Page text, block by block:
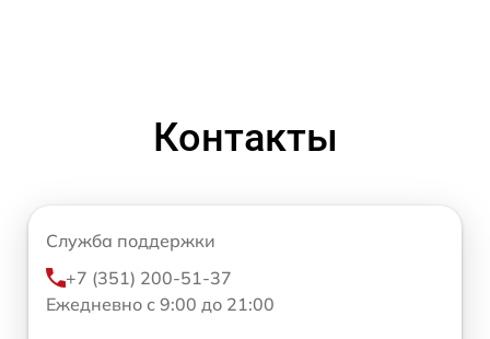
Контакты
Служба поддержки
+7 (351) 200-51-37
Ежедневно с 9:00 до 21:00